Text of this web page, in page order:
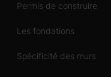
Permis de construire
Les fondations
Spécificité des murs